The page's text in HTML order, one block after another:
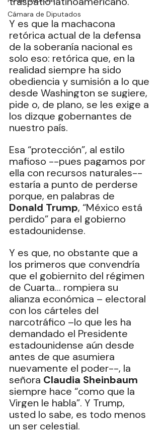
Cámara de Diputados
Y es que la machacona
retórica actual de la defensa
de la soberanía nacional es
solo eso: retórica que, en la
realidad siempre ha sido
obediencia y sumisión a lo que
desde Washington se sugiere,
pide o, de plano, se les exige a
los dizque gobernantes de
nuestro país.
Esa “protección”, al estilo
mafioso --pues pagamos por
ella con recursos naturales--
estaría a punto de perderse
porque, en palabras de
Donald Trump, “México está
perdido” para el gobierno
estadounidense.
Y es que, no obstante que a
los primeros que convendría
que el gobiernito del régimen
de Cuarta… rompiera su
alianza económica – electoral
con los cárteles del
narcotráfico –lo que les ha
demandado el Presidente
estadounidense aún desde
antes de que asumiera
nuevamente el poder--, la
señora Claudia Sheinbaum
siempre hace “como que la
Virgen le habla”. Y Trump,
usted lo sabe, es todo menos
un ser celestial.